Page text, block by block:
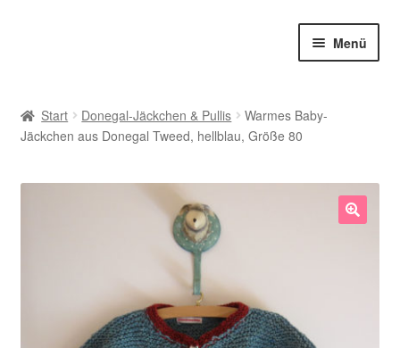
Menü
Babysöckchen
Donegal-Jäckchen & Pullis
Über Strickstrümpfchen
Start Donegal-Jäckchen & Pullis
Warmes Baby-
Jäckchen aus Donegal Tweed, hellblau, Größe 80